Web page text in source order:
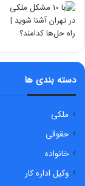
دسته بندی ها
ملکی
حقوقی
خانواده
وکیل اداره کار